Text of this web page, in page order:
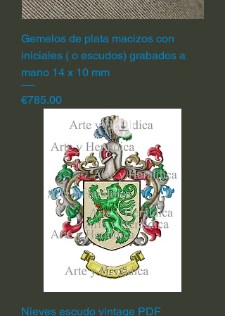
Gemelos de plata macizos con
iniciales ( o escudos) grabados a
mano 14 x 10 mm
Price
€785.00
Nieves escudo vintage PDF